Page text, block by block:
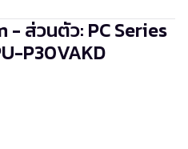
- ส่วนตัว: PC Series
P30VAKD